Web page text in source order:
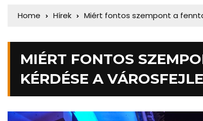
Home Hírek Miért fontos szempont a
MIÉRT FONTOS
KÉRDÉSE A